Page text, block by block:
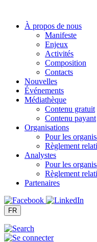
contenuÀ propos de nous
Manifeste
Enjeux
Activités
Composition
Contacts
Nouvelles
Événements
Médiathèque
Contenu gratuit
Contenu payant
Organisations
Pour les
Règlement
Analystes
Pour les
Règlement
Partenaires
FR